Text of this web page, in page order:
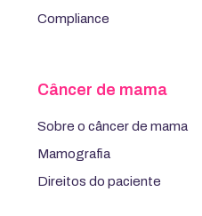
Compliance
Câncer de mama
Sobre o câncer de mama
Mamografia
Direitos do paciente